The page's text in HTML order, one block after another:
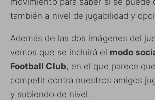
también a nivel de jugabilidad y
Además de las dos imágenes del
vemos que se incluirá el modo
Football Club, en el que parece
competir contra nuestros amigos
y subiendo de nivel.